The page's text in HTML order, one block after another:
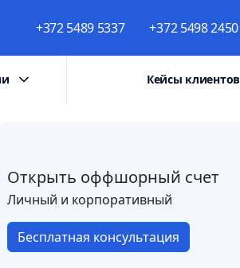
+372 5489 5337 +372 5498 2450
Кейсы клиентов
Открыть оффшорный счет
Личный и корпоративный
Бесплатная консультация